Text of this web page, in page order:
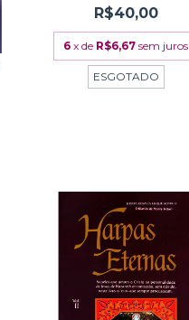
R$40,00
6 x de R$6,67 sem juros
ESGOTADO